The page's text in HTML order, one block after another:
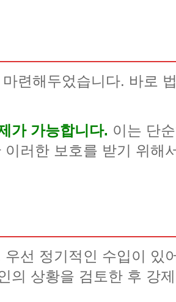
련해두었습니다. 바로
가 가능합니다. 이는 단
러한 보호를 받기 위해
선 정기적인 수입이 있
의 상황을 검토한 후 강